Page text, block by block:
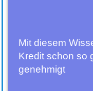
Mit diesem
Kredit schon so
genehmigt